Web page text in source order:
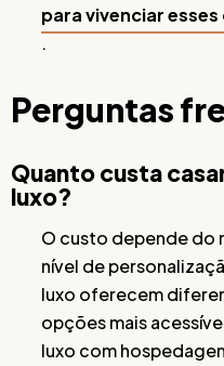
para vivenciar
.
Perguntas
Quanto custa
luxo?
O custo depende do
nível de
luxo oferecem
opções mais
luxo com